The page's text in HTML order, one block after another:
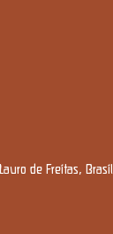
de Freitas, Brasil